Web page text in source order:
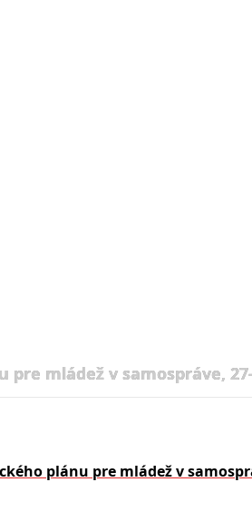
mládež v samospráve,
plánu pre mládež v